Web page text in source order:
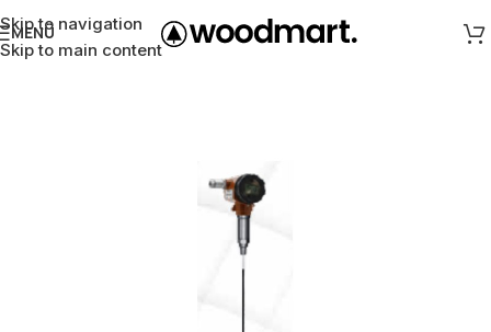
Skip to navigation
Skip to main content
MENÜ